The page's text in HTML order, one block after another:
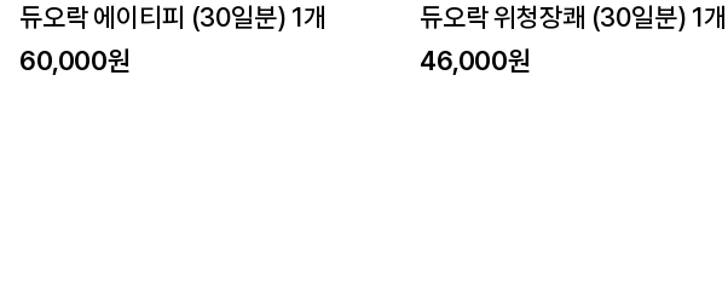
듀오락 에이티피 (30일분) 1개
60,000원
듀오락 위청장쾌 (30일분) 1개
46,000원